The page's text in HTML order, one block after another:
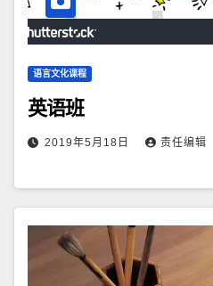
语言文化课程
英语班
2019年5月18日 责任编辑